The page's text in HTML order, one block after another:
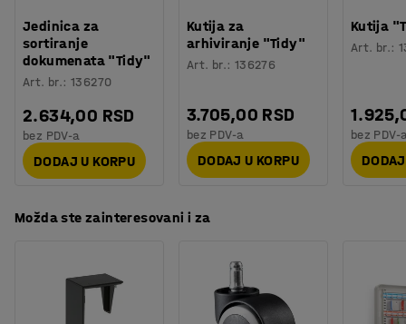
verzije mogu postaviti jedna pored druge bez vidljive
visinske razlike.
Paravani se sastoje od čvrstog drvenog okvira
ispunjenog kamenom vunom koja apsorbuje zvuk i
tkanine koja je otporna na habanje. Tkanina ima
sertifikat Oeko-Tek.
Težina: 21,5 kg
Montaža: Potrebno je sklapanje
Testiranje: ISO 354, EN 1023-2, EN 1023-3, EN 1023-1
Jedinica za
sortiranje
dokumenata "Tidy"
Art. br.:136270
2.634,00 RSD
bez PDV-a
DODAJ U KORPU
Kutija za
arhiviranje "Tidy"
Art. br.: 136276
3.705,00 RSD
bez PDV-a
DODAJ U KORPU
Kutija
Art. br.:
bez PDV-
Možda ste zainteresovani i za